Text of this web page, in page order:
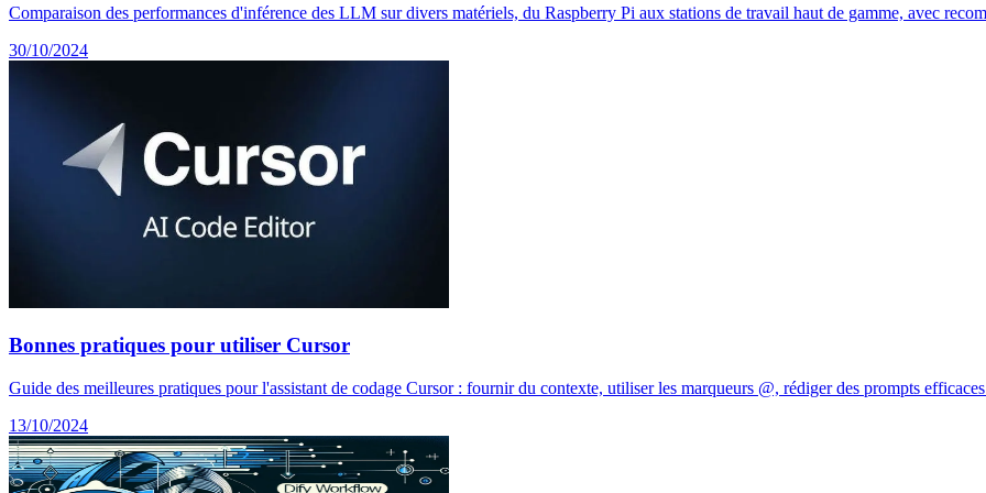
Comparaison des performances d'inférence des LLM sur divers matériels, du Raspberry Pi aux stations de travail haut de gamme, avec
30/10/2024
Bonnes pratiques pour utiliser Cursor
Guide des meilleures pratiques pour l'assistant de codage Cursor : fournir du contexte, utiliser les marqueurs @, rédiger des prompts
13/10/2024